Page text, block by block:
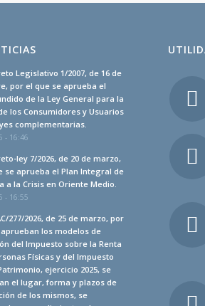
Legislativo 1/2007, de 16 de
por el que se aprueba el
de la Ley General para la
los Consumidores y Usuarios
complementarias.
- 16:46
ley 7/2026, de 20 de marzo,
se aprueba el Plan Integral de
a la Crisis en Oriente Medio.
- 16:55
277/2026, de 25 de marzo, por
los modelos de
del Impuesto sobre la Renta
Físicas y del Impuesto
ejercicio 2025, se
el lugar, forma y plazos de
de los mismos, se